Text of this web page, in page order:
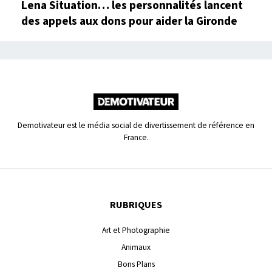
Lena Situation… les personnalités lancent
des appels aux dons pour aider la Gironde
Demotivateur est le média social de divertissement de référence en
France.
RUBRIQUES
Art et Photographie
Animaux
Bons Plans